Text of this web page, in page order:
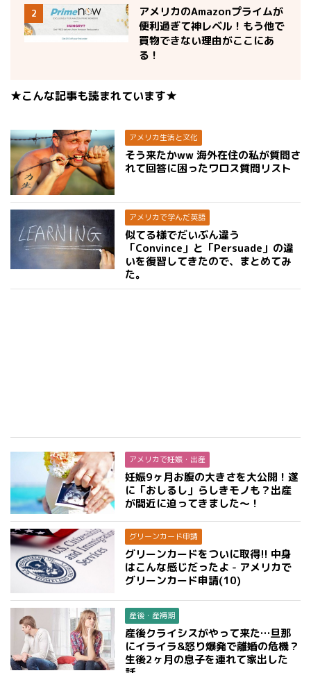
2
アメリカのAmazonプライムが
便利過ぎて神レベル！もう他で
買物できない理由がここにあ
る！
★こんな記事も読まれています★
アメリカ生活と文化
そう来たかww 海外在住の私が質問さ
れて回答に困ったワロス質問リスト
アメリカで学んだ英語
似てる様でだいぶん違う
「Convince」と「Persuade」の違
いを復習してきたので、まとめてみ
た。
アメリカで妊娠・出産
妊娠9ヶ月お腹の大きさを大公開！遂
に「おしるし」らしきモノも？出産
が間近に迫ってきました〜！
グリーンカード申請
グリーンカードをついに取得!! 中身
はこんな感じだったよ - アメリカで
グリーンカード申請(10)
産後・産褥期
産後クライシスがやって来た…旦那
にイライラ&怒り爆発で離婚の危機？
生後2ヶ月の息子を連れて家出した